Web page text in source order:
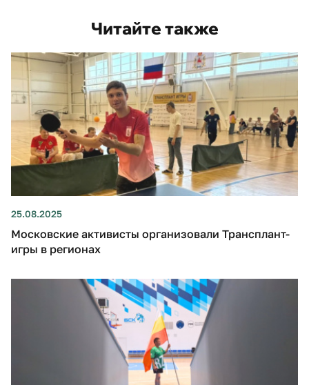
Читайте также
25.08.2025
Московские активисты организовали Трансплант-
игры в регионах